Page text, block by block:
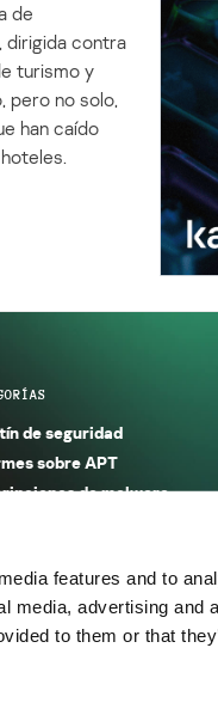
features and to
media, advertising and
to them or that
de
dirigida contra
turismo y
pero no solo,
han caído
de seguridad
sobre APT
de malware
sobre spam y phishing